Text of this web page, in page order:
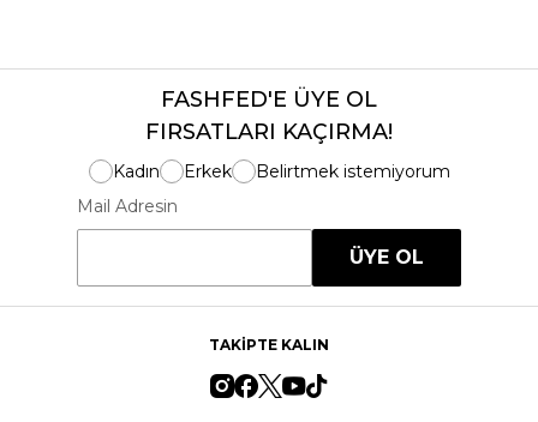
FASHFED'E ÜYE OL
FIRSATLARI KAÇIRMA!
Kadın Erkek
Belirtmek istemiyorum
Mail Adresin
ÜYE OL
TAKİPTE KALIN